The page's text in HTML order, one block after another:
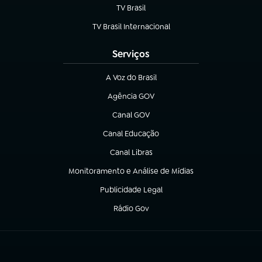
TV Brasil
(abre em nova aba)
TV Brasil Internacional
(abre em nova aba)
Serviços
A Voz do Brasil
(abre em nova aba)
Agência GOV
(abre em nova aba)
Canal GOV
(abre em nova aba)
Canal Educação
(abre em nova aba)
Canal Libras
(abre em nova aba)
Monitoramento e Análise de Mídias
(abre em nova aba)
Publicidade Legal
(abre em nova aba)
Rádio Gov
(abre em nova aba)